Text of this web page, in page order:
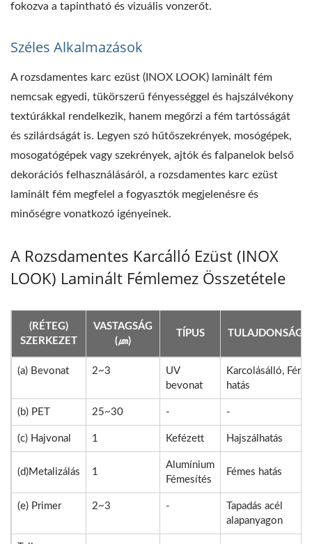
fokozva a tapintható és vizuális vonzerőt.
Széles Alkalmazások
A rozsdamentes karc ezüst (INOX LOOK) laminált fém
nemcsak egyedi, tükörszerű fényességgel és hajszálvékony
textúrákkal rendelkezik, hanem megőrzi a fém tartósságát
és szilárdságát is. Legyen szó hűtőszekrények, mosógépek,
mosogatógépek vagy szekrények, ajtók és falpanelok belső
dekorációs felhasználásáról, a rozsdamentes karc ezüst
laminált fém megfelel a fogyasztók megjelenésre és
minőségre vonatkozó igényeinek.
A Rozsdamentes Karcálló Ezüst (INOX
LOOK) Laminált Fémlemez Összetétele
(RÉTEG)
SZERKEZET
VASTAGSÁG
(㎛)
TÍPUS
(a) Bevonat 2~3
UV
bevonat
Karcolásálló,
hatás
(b) PET 25~30 - -
(c) Hajvonal 1 Kefézett Hajszálhatás
(d)Metalizálás 1
Alumínium
Fémesítés
Fémes hatás
(e) Primer 2~3 -
Tapadás acél
alapanyagon